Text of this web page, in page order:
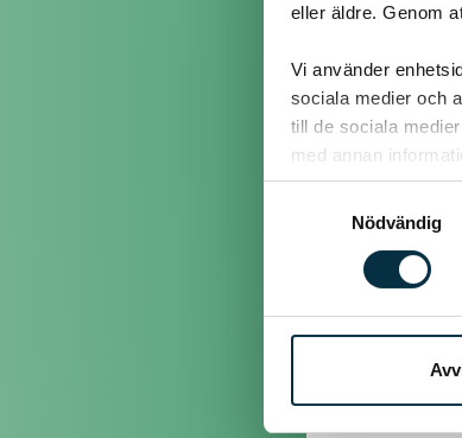
eller äldre. Genom
Vi använder
sociala medier och
till de sociala
med annan
Nödvändig
@busan37
Puff